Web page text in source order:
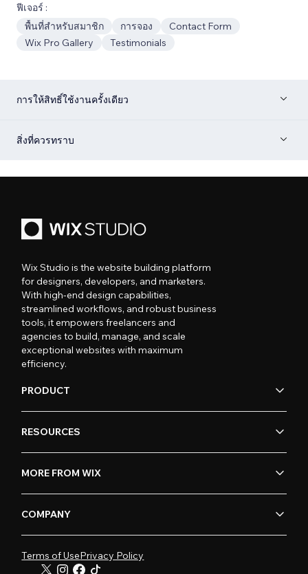
ฟีเจอร์ :
พื้นที่สำหรับสมาชิก
การจอง
Contact Form
Wix Pro Gallery
Testimonials
การให้สิทธิ์ใช้งานครั้งเดียว
สิ่งที่ควรทราบ
Wix Studio is the website building platform
for designers, developers, and marketers.
With high-end design capabilities,
streamlined workflows, and robust business
tools, it empowers freelancers and
agencies to build, manage, and scale
exceptional websites with maximum
efficiency.
PRODUCT
RESOURCES
MORE FROM WIX
COMPANY
Terms of UsePrivacy Policy